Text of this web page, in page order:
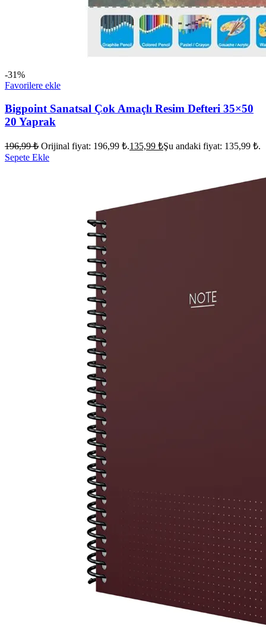
-31%
Favorilere ekle
Bigpoint Sanatsal Çok Amaçlı Resim Defteri 35×50
20 Yaprak
196,99₺ Orijinal fiyat: 196,99 ₺.135,99 ₺Şu andaki fiyat: 135,99 ₺.
Sepete Ekle